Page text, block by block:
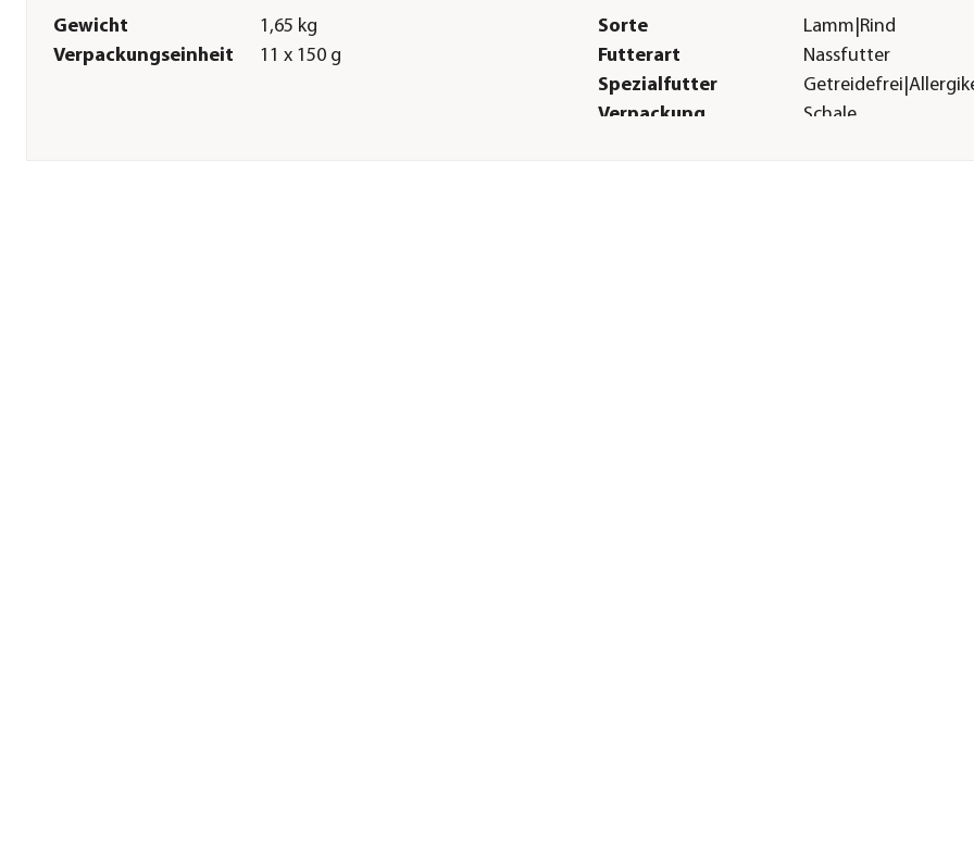
Gewicht
1,65 kg
Verpackungseinheit
11 x 150 g
Sorte
Lamm|Rind
Futterart
Nassfutter
Spezialfutter
Verpackung
Schale